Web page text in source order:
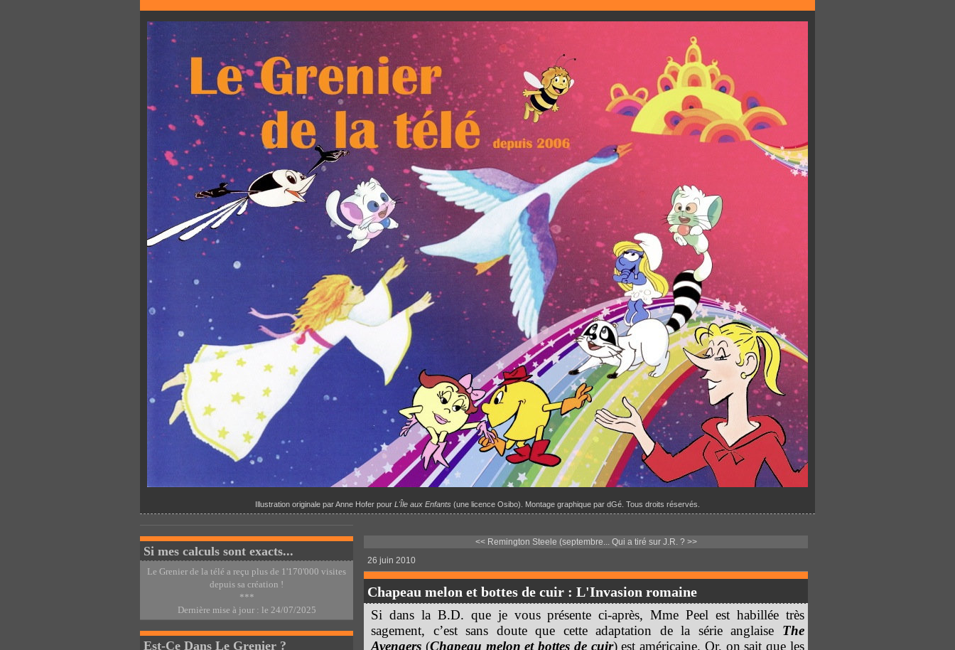
Illustration originale par Anne Hofer pour L'Île aux Enfants (une licence Osibo). Montage graphique par dGé. Tous droits réservés.
Si mes calculs sont exacts...
Le Grenier de la télé a reçu plus de 1'170'000 visites
depuis sa création !
***
Dernière mise à jour : le 24/07/2025
Est-Ce Dans Le Grenier ?
<< Remington Steele (septembre... Qui a tiré sur J.R. ? >>
26 juin 2010
Chapeau melon et bottes de cuir : L'Invasion romaine
Si dans la B.D. que je vous présente ci-après, Mme Peel est habillée très
sagement, c’est sans doute que cette adaptation de la série anglaise The
Avengers (Chapeau melon et bottes de cuir) est américaine. Or, on sait que les